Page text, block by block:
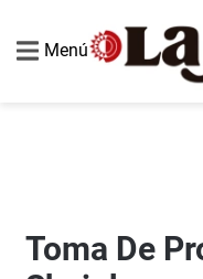
Menú
Toma De